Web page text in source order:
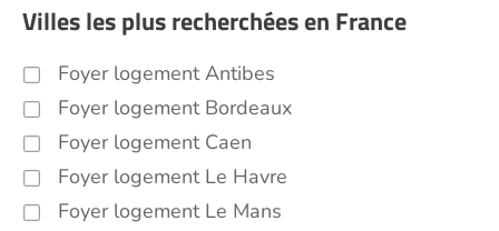
Villes les plus recherchées en France
Foyer logement Antibes
Foyer logement Bordeaux
Foyer logement Caen
Foyer logement Le Havre
Foyer logement Le Mans